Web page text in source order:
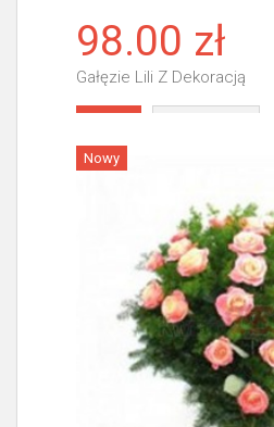
98.00 zł
Gałęzie Lili Z Dekoracją
Nowy